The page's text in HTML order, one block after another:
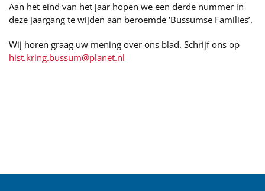
Aan het eind van het jaar hopen we een derde nummer in
deze jaargang te wijden aan beroemde ‘Bussumse Families’.
Wij horen graag uw mening over ons blad. Schrijf ons op
hist.kring.bussum@planet.nl